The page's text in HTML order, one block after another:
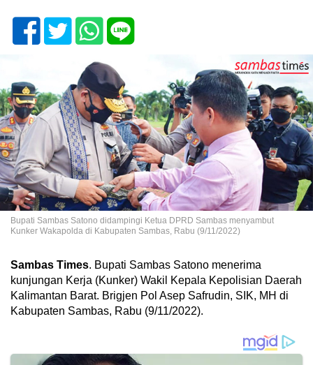
Bupati Sambas Satono didampingi Ketua DPRD Sambas menyambut
Kunker Wakapolda di Kabupaten Sambas, Rabu (9/11/2022)
Sambas Times. Bupati Sambas Satono menerima
kunjungan Kerja (Kunker) Wakil Kepala Kepolisian Daerah
Kalimantan Barat. Brigjen Pol Asep Safrudin, SIK, MH di
Kabupaten Sambas, Rabu (9/11/2022).